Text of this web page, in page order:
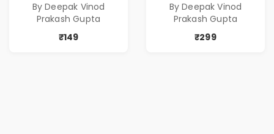
By Deepak Vinod
Prakash Gupta
₹149
By Deepak Vinod
Prakash Gupta
₹299